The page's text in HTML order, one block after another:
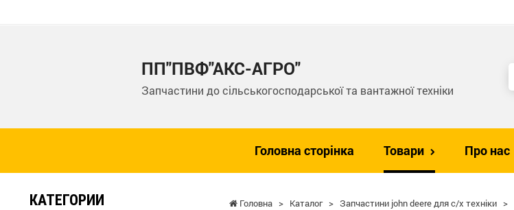
ПП"ПВФ"АКС-АГРО"
Запчастини до сільськогосподарської та вантажної техніки
Головна сторінка Товари Про нас
Головна > Каталог > Запчастини john deere для с/х техніки >
КАТЕГОРИИ